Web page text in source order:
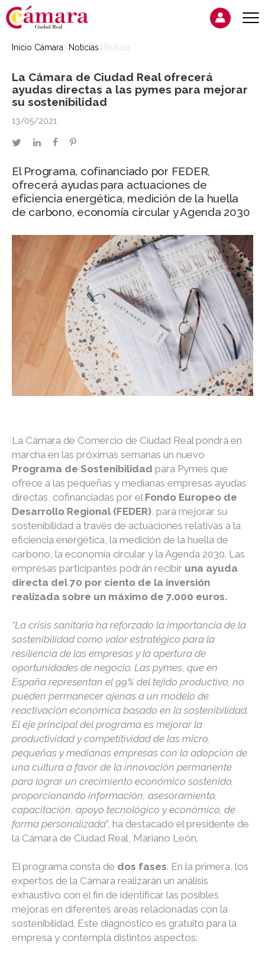
Inicio Cámara Noticias Noticia
La Cámara de Ciudad Real ofrecerá
ayudas directas a las pymes para mejorar
su sostenibilidad
13/05/2021
twitterlinkedinfacebookpinterest
El Programa, cofinanciado por FEDER,
ofrecerá ayudas para actuaciones de
eficiencia energética, medición de la huella
de carbono, economía circular y Agenda 2030
La Cámara de Comercio de Ciudad Real pondrá en
marcha en las próximas semanas un nuevo
Programa de Sostenibilidad para Pymes que
ofrece a las pequeñas y medianas empresas ayudas
directas, cofinanciadas por el Fondo Europeo de
Desarrollo Regional (FEDER) , para mejorar su
sostenibilidad a través de actuaciones relativas a la
eficiencia energética, la medición de la huella de
carbono, la economía circular y la Agenda 2030. Las
empresas participantes podrán recibir una ayuda
directa del 70 por ciento de la inversión
realizada sobre un máximo de 7.000 euros.
“La crisis sanitaria ha reforzado la importancia de la
sostenibilidad como valor estratégico para la
resiliencia de las empresas y la apertura de
oportunidades de negocio. Las pymes, que en
España representan el 99% del tejido productivo, no
pueden permanecer ajenas a un modelo de
reactivación económica basado en la sostenibilidad.
El eje principal del programa es mejorar la
productividad y competitividad de las micro,
pequeñas y medianas empresas con la adopción de
una cultura a favor de la innovación permanente
para lograr un crecimiento económico sostenido,
proporcionando información, asesoramiento,
capacitación, apoyo tecnológico y económico, de
forma personalizada”, ha destacado el presidente de
la Cámara de Ciudad Real, Mariano León.
El programa consta de dos fases. En la primera, los
expertos de la Cámara realizarán un análisis
exhaustivo con el fin de identificar las posibles
mejoras en diferentes áreas relacionadas con la
sostenibilidad. Este diagnóstico es gratuito para la
empresa y contempla distintos aspectos: